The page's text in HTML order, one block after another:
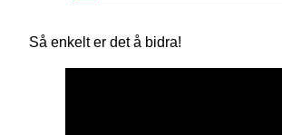
Så enkelt er det å bidra!